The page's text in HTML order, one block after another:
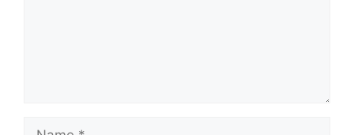
Name